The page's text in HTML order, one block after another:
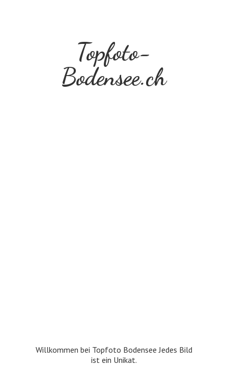
Topfoto-
Bodensee.ch
Willkommen bei Topfoto Bodensee Jedes Bild
ist ein Unikat.